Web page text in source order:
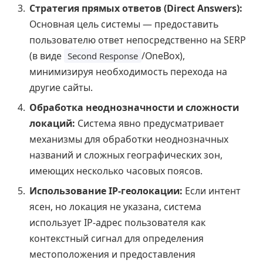
Стратегия прямых ответов (Direct Answers):
Основная цель системы — предоставить
пользователю ответ непосредственно на SERP
(в виде Second Response /OneBox),
минимизируя необходимость перехода на
другие сайты.
Обработка неоднозначности и сложности
локаций: Система явно предусматривает
механизмы для обработки неоднозначных
названий и сложных географических зон,
имеющих несколько часовых поясов.
Использование IP-геолокации: Если интент
ясен, но локация не указана, система
использует IP-адрес пользователя как
контекстный сигнал для определения
местоположения и предоставления